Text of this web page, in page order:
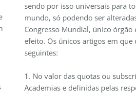
sendo por isso universais para
mundo, só podendo ser
Congresso Mundial, único
efeito. Os únicos artigos em que
seguintes:
1. No valor das quotas ou
Academias e definidas pelas